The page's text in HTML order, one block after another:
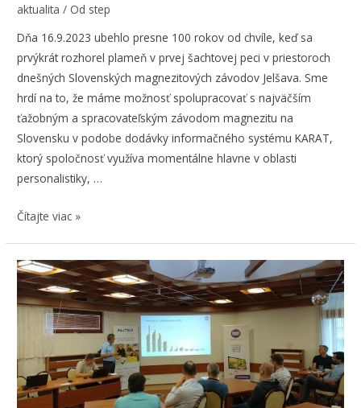
aktualita / Od step
Dňa 16.9.2023 ubehlo presne 100 rokov od chvíle, keď sa
prvýkrát rozhorel plameň v prvej šachtovej peci v priestoroch
dnešných Slovenských magnezitových závodov Jelšava. Sme
hrdí na to, že máme možnosť spolupracovať s najväčším
ťažobným a spracovateľským závodom magnezitu na
Slovensku v podobe dodávky informačného systému KARAT,
ktorý spoločnosť využíva momentálne hlavne v oblasti
personalistiky, …
Náš
SMZ
Jelšava
oslavuje
rokov
Čítajte viac »